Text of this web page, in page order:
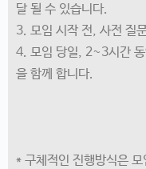
달 될 수 있습니다.
3. 모임 시작 전, 사전 질
4. 모임 당일, 2~3시간
을 함께 합니다.
* 구체적인 진행방식은